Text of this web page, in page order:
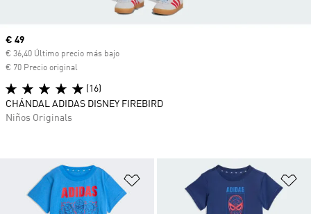
Añadir a la lista de deseos
Precio actual
€ 49
€ 36,40 Último precio más bajo
€ 70 Precio original
(16)
CHÁNDAL ADIDAS DISNEY FIREBIRD
Niños Originals